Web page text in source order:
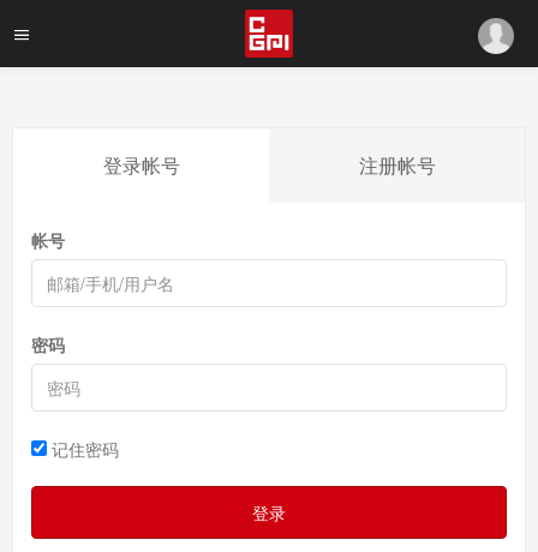
登录帐号 注册帐号
帐号
密码
记住密码
登录